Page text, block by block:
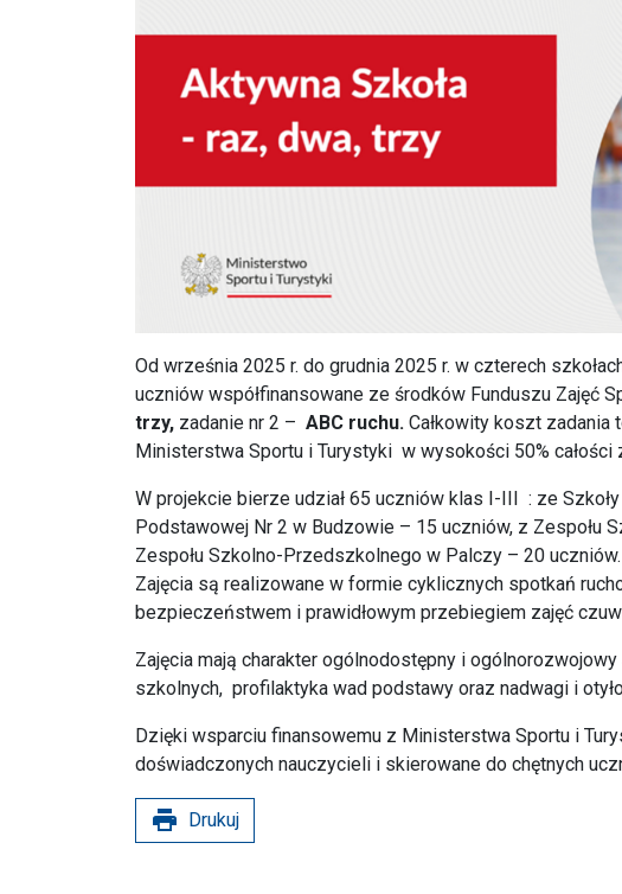
Od września 2025 r. do grudnia 2025 r. w czterech
uczniów współfinansowane ze środków Funduszu Zajęć
trzy, zadanie nr 2 – ABC ruchu. Całkowity koszt zadania
Ministerstwa Sportu i Turystyki w wysokości 50% całości
W projekcie bierze udział 65 uczniów klas I-III : ze
Podstawowej Nr 2 w Budzowie – 15 uczniów, z Zespołu
Zespołu Szkolno-Przedszkolnego w Palczy – 20
Zajęcia są realizowane w formie cyklicznych spotkań
bezpieczeństwem i prawidłowym przebiegiem zajęć
Zajęcia mają charakter ogólnodostępny i
szkolnych, profilaktyka wad podstawy oraz nadwagi i
Dzięki wsparciu finansowemu z Ministerstwa Sportu i
doświadczonych nauczycieli i skierowane do chętnych
print Drukuj